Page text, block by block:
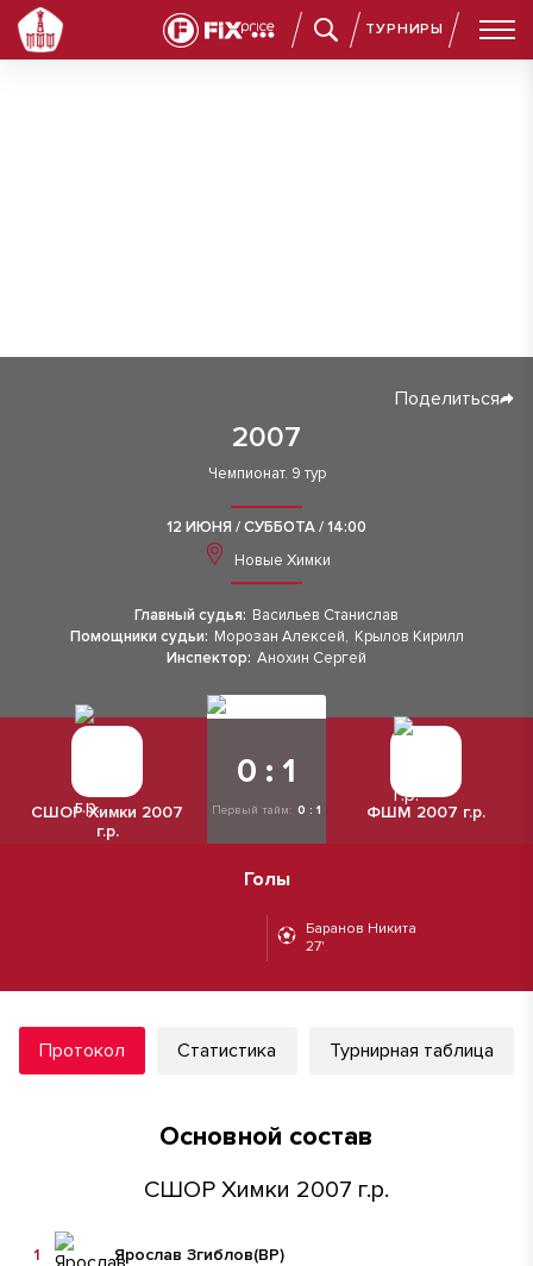
ТУРНИРЫ
2007
Поделиться
Чемпионат. 9 тур
12 ИЮНЯ / СУББОТА / 14:00
Новые Химки
Главный судья: Васильев Станислав
Помощники судьи: Морозан Алексей, Крылов Кирилл
Инспектор: Анохин Сергей
СШОР Химки 2007
г.р.
0 : 1
Первый тайм: 0 : 1 ФШМ 2007 г.р.
Голы
Баранов Никита
27'
Протокол Статистика Турнирная таблица
Основной состав
СШОР Химки 2007 г.р.
Ярослав Згиблов(ВР)
1